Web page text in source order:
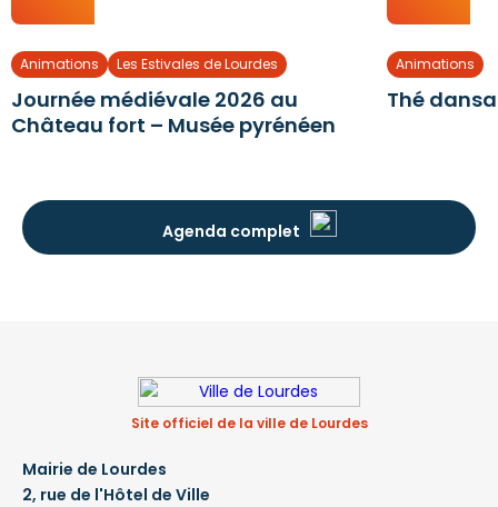
Animations Les Estivales de Lourdes
Journée médiévale 2026 au
Château fort – Musée pyrénéen
Animations
Thé
Agenda complet
Site officiel de la ville de Lourdes
Mairie de Lourdes
2, rue de l'Hôtel de Ville